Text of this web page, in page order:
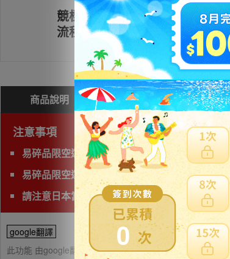
0
競標
流程
註
商品說明 問與答(0)
注意事項
易碎品限空運，非易碎品可使用海運。
易碎品限空運，非易碎品可使用海運。
請注意日本當地運費，確認後再進行下標。
google翻譯
此功能 由google翻譯提供參考，樂淘不保證翻譯內容之正